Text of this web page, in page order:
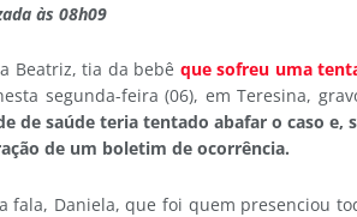
às 08h09
Beatriz, tia da bebê que sofreu uma
segunda-feira (06), em Teresina,
de saúde teria tentado abafar o caso
de um boletim de ocorrência.
fala, Daniela, que foi quem presenciou